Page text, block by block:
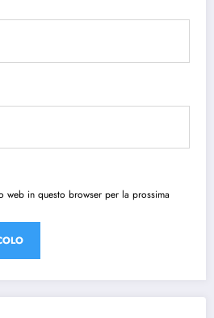
web in questo browser per la prossima